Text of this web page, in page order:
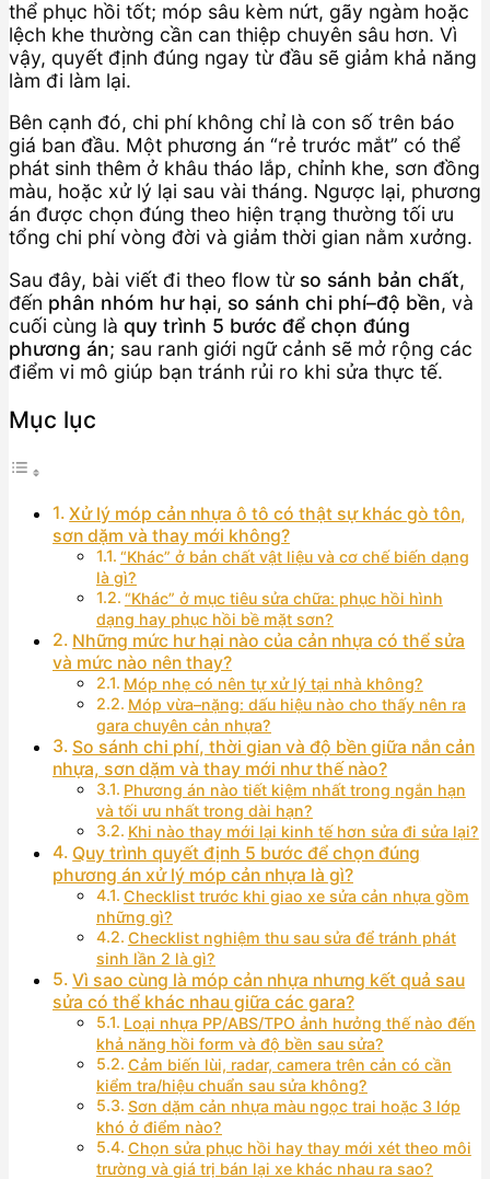
thể phục hồi tốt; móp sâu kèm nứt, gãy ngàm hoặc
lệch khe thường cần can thiệp chuyên sâu hơn. Vì
vậy, quyết định đúng ngay từ đầu sẽ giảm khả năng
làm đi làm lại.
Bên cạnh đó, chi phí không chỉ là con số trên báo
giá ban đầu. Một phương án “rẻ trước mắt” có thể
phát sinh thêm ở khâu tháo lắp, chỉnh khe, sơn đồng
màu, hoặc xử lý lại sau vài tháng. Ngược lại, phương
án được chọn đúng theo hiện trạng thường tối ưu
tổng chi phí vòng đời và giảm thời gian nằm xưởng.
Sau đây, bài viết đi theo flow từ so sánh bản chất,
đến phân nhóm hư hại, so sánh chi phí–độ bền, và
cuối cùng là quy trình 5 bước để chọn đúng
phương án; sau ranh giới ngữ cảnh sẽ mở rộng các
điểm vi mô giúp bạn tránh rủi ro khi sửa thực tế.
Mục lục
Xử lý móp cản nhựa ô tô có thật sự khác gò tôn,
sơn dặm và thay mới không?
“Khác” ở bản chất vật liệu và cơ chế biến dạng
là gì?
“Khác” ở mục tiêu sửa chữa: phục hồi hình
dạng hay phục hồi bề mặt sơn?
Những mức hư hại nào của cản nhựa có thể sửa
và mức nào nên thay?
Móp nhẹ có nên tự xử lý tại nhà không?
Móp vừa–nặng: dấu hiệu nào cho thấy nên ra
gara chuyên cản nhựa?
So sánh chi phí, thời gian và độ bền giữa nắn cản
nhựa, sơn dặm và thay mới như thế nào?
Phương án nào tiết kiệm nhất trong ngắn hạn
và tối ưu nhất trong dài hạn?
Khi nào thay mới lại kinh tế hơn sửa đi sửa lại?
Quy trình quyết định 5 bước để chọn đúng
phương án xử lý móp cản nhựa là gì?
Checklist trước khi giao xe sửa cản nhựa gồm
những gì?
Checklist nghiệm thu sau sửa để tránh phát
sinh lần 2 là gì?
Vì sao cùng là móp cản nhựa nhưng kết quả sau
sửa có thể khác nhau giữa các gara?
Loại nhựa PP/ABS/TPO ảnh hưởng thế nào đến
khả năng hồi form và độ bền sau sửa?
Cảm biến lùi, radar, camera trên cản có cần
kiểm tra/hiệu chuẩn sau sửa không?
Sơn dặm cản nhựa màu ngọc trai hoặc 3 lớp
khó ở điểm nào?
Chọn sửa phục hồi hay thay mới xét theo môi
trường và giá trị bán lại xe khác nhau ra sao?